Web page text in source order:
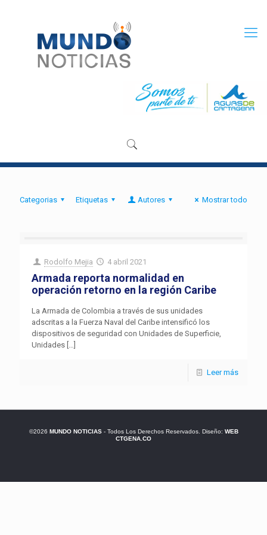
Categorias Etiquetas Autores Mostrar todo
Rodolfo Mejia 4 abril 2021
Armada reporta normalidad en
operación retorno en la región Caribe
La Armada de Colombia a través de sus unidades
adscritas a la Fuerza Naval del Caribe intensificó los
dispositivos de seguridad con Unidades de Superficie,
Unidades […]
Leer más
©2026 MUNDO NOTICIAS- Todos Los Derechos Reservados. Diseño: WEB
CTGENA.CO